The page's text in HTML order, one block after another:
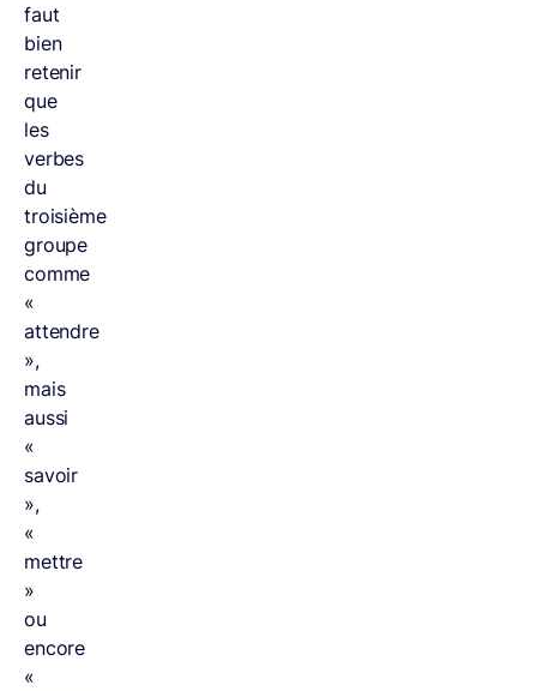
faut
bien
retenir
que
les
verbes
du
troisième
groupe
comme
«
attendre
»,
mais
aussi
«
savoir
»,
«
mettre
»
ou
encore
«